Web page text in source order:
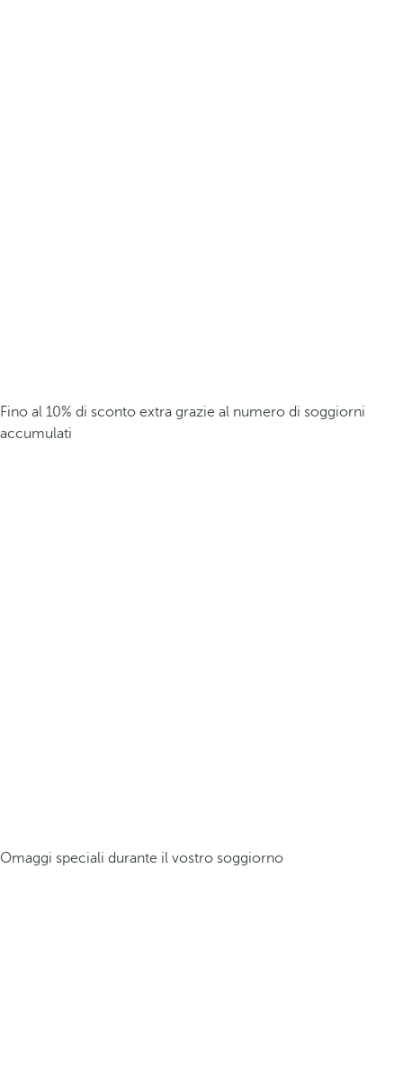
Fino al 10% di sconto extra grazie al numero di soggiorni
accumulati
Omaggi speciali durante il vostro soggiorno